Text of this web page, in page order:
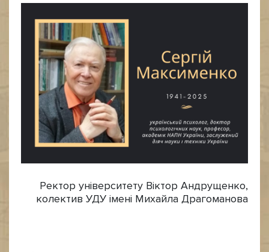
Ректор університету Віктор Андрущенко,
колектив УДУ імені Михайла Драгоманова